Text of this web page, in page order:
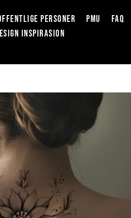
PERSONER PMU FAQ
INSPIRASION